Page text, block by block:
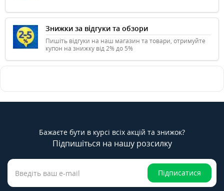
Знижки за відгуки та обзори
Пишіть відгуки на наш магазин та товари, отримуйте
купон на знижку від 2% до 5%
Бажаєте бути в курсі всіх акцій та знижок?
Підпишіться на нашу розсилку
Підписатися